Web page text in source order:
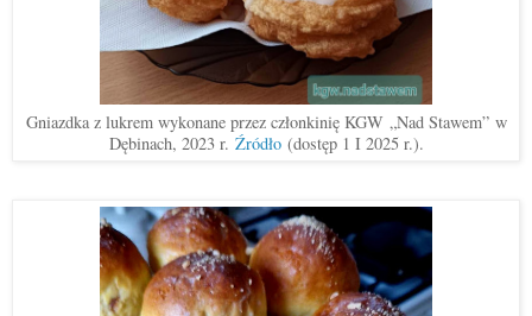
Gniazdka z lukrem wykonane przez członkinię KGW „Nad Stawem” w
Dębinach, 2023 r. Źródło(dostęp 1 I 2025 r.).